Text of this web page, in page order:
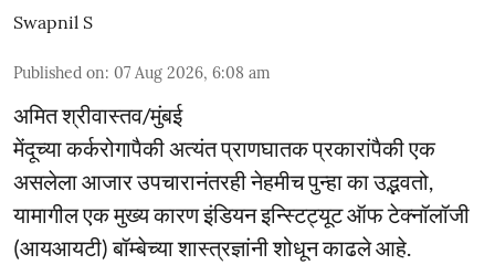
Swapnil S
Published on: 07 Aug 2026, 6:08 am
अमित श्रीवास्तव/मुंबई
मेंदूच्या कर्करोगापैकी अत्यंत प्राणघातक प्रकारांपैकी एक
असलेला आजार उपचारानंतरही नेहमीच पुन्हा का उद्भवतो,
यामागील एक मुख्य कारण इंडियन इन्स्टिट्यूट ऑफ टेक्नॉलॉजी
(आयआयटी) बॉम्बेच्या शास्त्रज्ञांनी शोधून काढले आहे.